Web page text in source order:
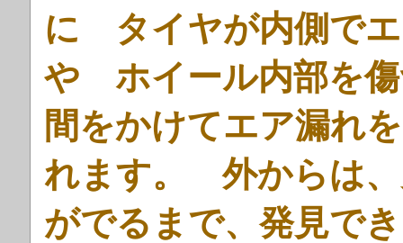
に タイヤが内側で
や ホイール内部を傷
間をかけてエア漏れ
れます。 外からは、
がでるまで、発見で